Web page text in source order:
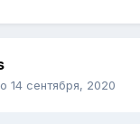
14 сентября, 2020